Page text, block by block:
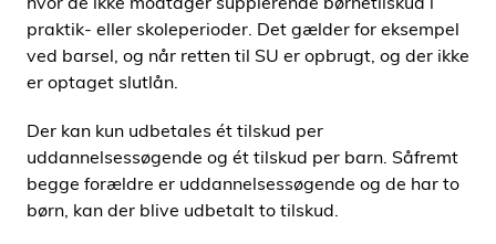
praktik- eller skoleperioder. Det gælder for eksempel
ved barsel, og når retten til SU er opbrugt, og der ikke
er optaget slutlån.
Der kan kun udbetales ét tilskud per
uddannelsessøgende og ét tilskud per barn. Såfremt
begge forældre er uddannelsessøgende og de har to
børn, kan der blive udbetalt to tilskud.